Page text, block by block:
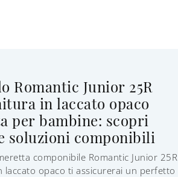
Romantic Junior 25R
in laccato opaco
per bambine: scopri
soluzioni componibili
componibile Romantic Junior 25R
laccato opaco ti assicurerai un perfetto